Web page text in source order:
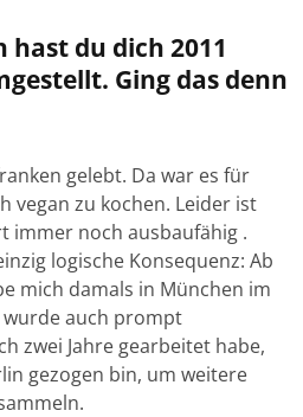
hast du dich 2011
Ging das denn
gelebt. Da war es für
vegan zu kochen. Leider ist
immer noch ausbaufähig .
logische Konsequenz: Ab
mich damals in München im
auch prompt
zwei Jahre gearbeitet habe,
gezogen bin, um weitere